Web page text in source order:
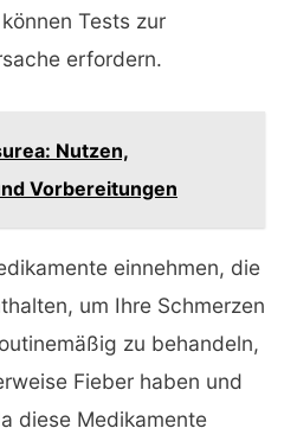
Tests zur
erfordern.
Nutzen,
Vorbereitungen
einnehmen, die
um Ihre Schmerzen
zu behandeln,
Fieber haben und
diese Medikamente